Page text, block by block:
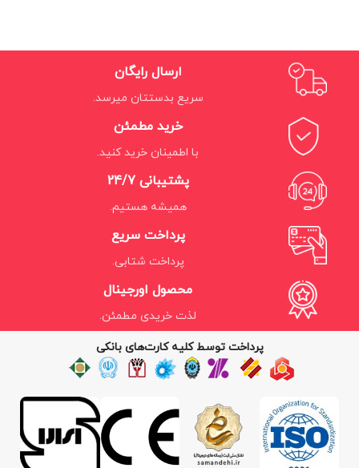
ارسال رایگان
سریع بدستتان میرسد.
خرید مطمئن
با اطمینان خرید کنید.
پشتیبانی 24/7
همیشه هستیم.
پرداخت سریع
پرداخت شتابی.
محصول اورجینال
لذت خریدی مطمئن.
پرداخت توسط کلیه کارت‌های بانکی